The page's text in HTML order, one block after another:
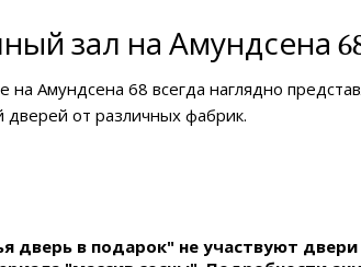
зал на Амундсена
на Амундсена 68 всегда наглядно
от различных фабрик.
дверь в подарок" не участвуют